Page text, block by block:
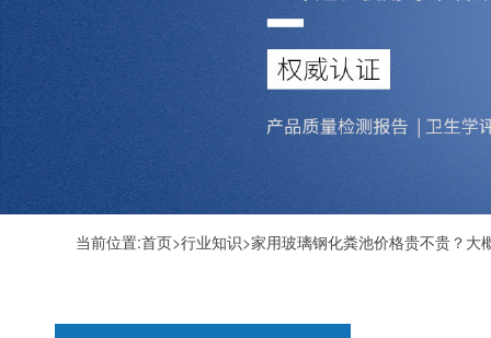
当前位置:首页>行业知识>家用玻璃钢化粪池价格贵不贵？大